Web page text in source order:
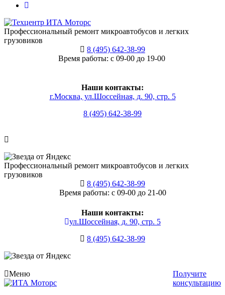
Профессиональный ремонт микроавтобусов и легких
грузовиков
8 (495) 642-38-99
Время работы: с 09-00 до 19-00
Наши контакты:
г.Москва, ул.Шоссейная, д. 90, стр. 5
8 (495) 642-38-99
Профессиональный ремонт микроавтобусов и легких
грузовиков
8 (495) 642-38-99
Время работы: с 09-00 до 21-00
Наши контакты:
ул.Шоссейная, д. 90, стр. 5
8 (495) 642-38-99
Получите
консультацию
Меню